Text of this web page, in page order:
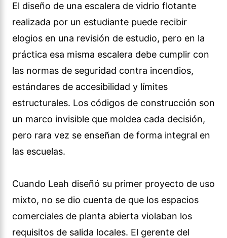
El diseño de una escalera de vidrio flotante
realizada por un estudiante puede recibir
elogios en una revisión de estudio, pero en la
práctica esa misma escalera debe cumplir con
las normas de seguridad contra incendios,
estándares de accesibilidad y límites
estructurales. Los códigos de construcción son
un marco invisible que moldea cada decisión,
pero rara vez se enseñan de forma integral en
las escuelas.
Cuando Leah diseñó su primer proyecto de uso
mixto, no se dio cuenta de que los espacios
comerciales de planta abierta violaban los
requisitos de salida locales. El gerente del